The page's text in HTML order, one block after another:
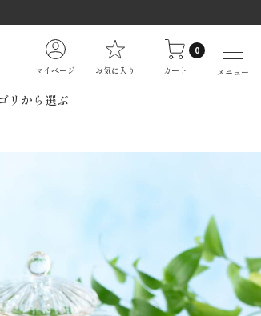
マイページ お気に入り
0
カート
メニュー
リから選ぶ